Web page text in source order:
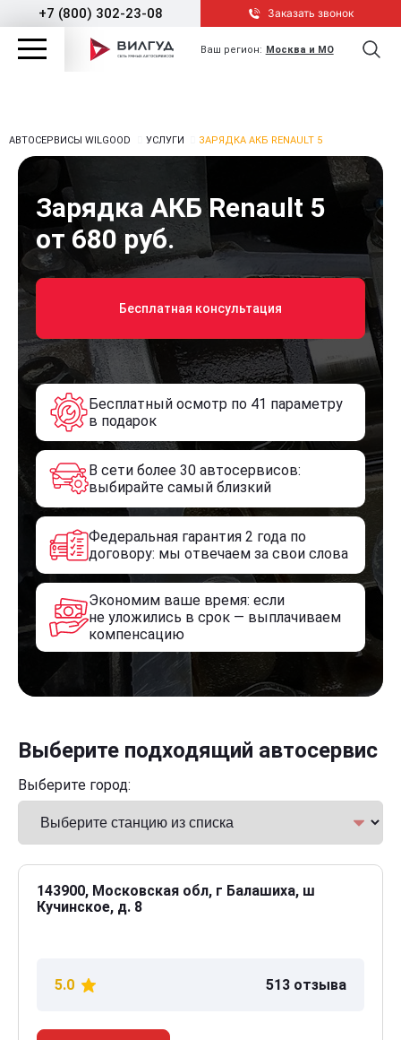
+7 (800) 302-23-08 Заказать звонок
Ваш регион: Москва и МО
АВТОСЕРВИСЫ WILGOOD УСЛУГИ ЗАРЯДКА АКБ RENAULT 5
Зарядка АКБ Renault 5
от 680 руб.
Бесплатная консультация
Бесплатный осмотр по 41 параметру
в подарок
В сети более 30 автосервисов:
выбирайте самый близкий
Федеральная гарантия 2 года по
договору: мы отвечаем за свои слова
Экономим ваше время: если
не уложились в срок — выплачиваем
компенсацию
Выберите подходящий автосервис
Выберите город:
143900, Московская обл, г Балашиха, ш
Кучинское, д. 8
5.0 513 отзыва